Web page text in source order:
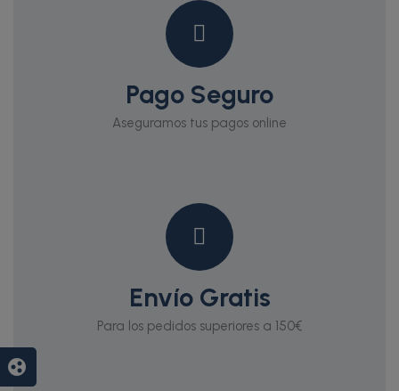
Pago Seguro
Aseguramos tus pagos online
Envío Gratis
Para los pedidos superiores a 150€
group_work